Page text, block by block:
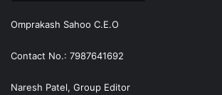
Omprakash Sahoo C.E.O
Contact No.: 7987641692
Naresh Patel, Group Editor